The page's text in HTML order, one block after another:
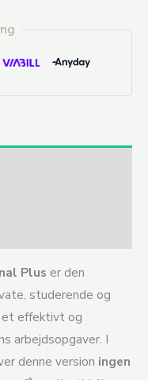
Plus er den
studerende og
et effektivt og
arbejdsopgaver. I
denne version ingen